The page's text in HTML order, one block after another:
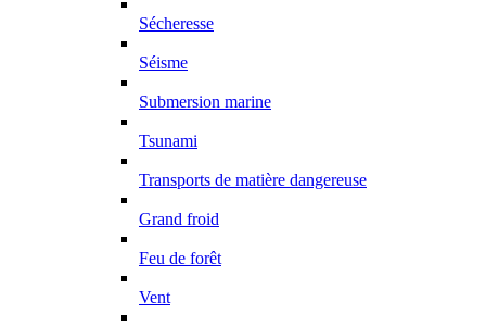
Sécheresse
Séisme
Submersion marine
Tsunami
Transports de matière dangereuse
Grand froid
Feu de forêt
Vent